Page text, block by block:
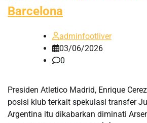
Barcelona
adminfootliver
03/06/2026
0
Presiden Atletico Madrid, Enrique
posisi klub terkait spekulasi transfer
Argentina itu dikabarkan diminati